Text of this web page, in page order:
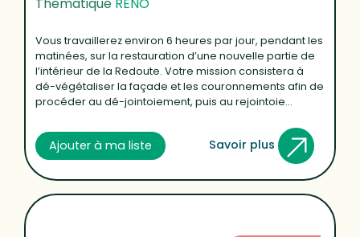
Thématique RENO
Vous travaillerez environ 6 heures par jour, pendant les
matinées, sur la restauration d’une nouvelle partie de
l’intérieur de la Redoute. Votre mission consistera à
dé-végétaliser la façade et les couronnements afin de
procéder au dé-jointoiement, puis au rejointoie...
Ajouter à ma liste Savoir plus